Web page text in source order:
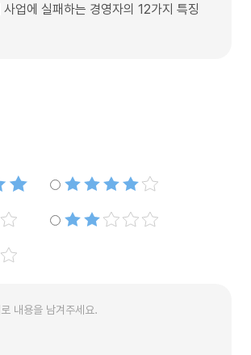
| 사업에 실패하는 경영자의 12가지 특징
별점4개
별점2개